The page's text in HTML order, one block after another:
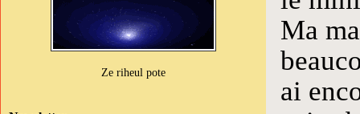
Ze riheul pote
Ma
ai